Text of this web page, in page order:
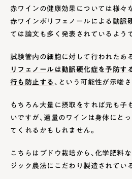
赤ワインの健康効果については様々
赤ワインポリフェノールによる動脈
ては論文も多く発表されているよう
試験管内の細胞に対して行われたあ
リフェノールは動脈硬化症を予防す
行も防止する 、という可能性が示唆
もちろん大量に摂取をすれば元も子
いですが、適量のワインは身体にと
てくれるかもしれません。
こちらはブドウ栽培から、化学肥料
ジック農法にこだわり製造されてい